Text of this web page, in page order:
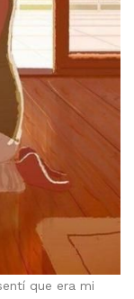
que era mi